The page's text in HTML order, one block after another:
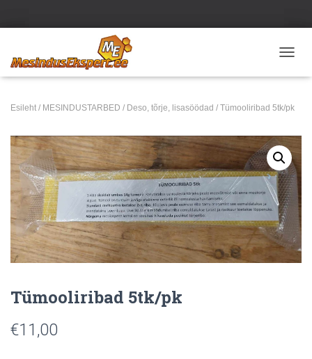
Esileht / MESINDUSTARBED / Deso, tõrje, lisasöödad / Tümooliribad 5tk/pk
Tümooliribad 5tk/pk
€11,00